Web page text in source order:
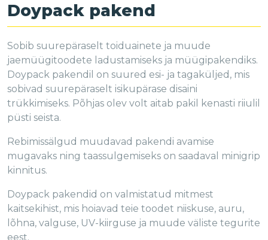
Doypack pakend
Sobib suurepäraselt toiduainete ja muude
jaemüügitoodete ladustamiseks ja müügipakendiks.
Doypack pakendil on suured esi- ja tagaküljed, mis
sobivad suurepäraselt isikupärase disaini
trükkimiseks. Põhjas olev volt aitab pakil kenasti riiulil
püsti seista.
Rebimissälgud muudavad pakendi avamise
mugavaks ning taassulgemiseks on saadaval minigrip
kinnitus.
Doypack pakendid on valmistatud mitmest
kaitsekihist, mis hoiavad teie toodet niiskuse, auru,
lõhna, valguse, UV-kiirguse ja muude väliste tegurite
eest.